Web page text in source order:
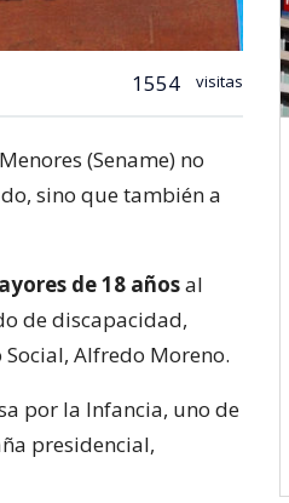
1554 visitas
(Sename) no
sino que también a
de 18 añosal
de discapacidad,
Alfredo Moreno.
por la Infancia, uno de
presidencial,